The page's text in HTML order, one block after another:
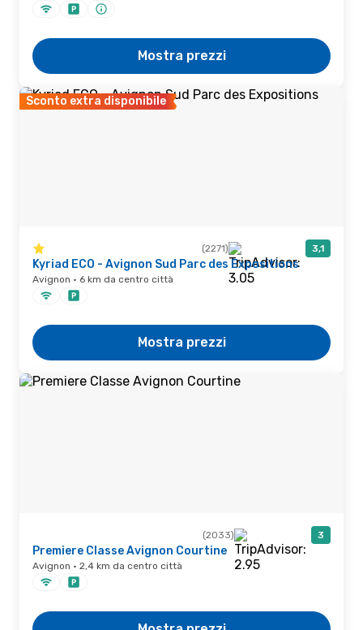
Mostra prezzi
Sconto extra disponibile
(2271) 3,1
Kyriad ECO - Avignon Sud Parc des Expositions
Avignon · 6 km da centro città
Mostra prezzi
(2033) 3
Premiere Classe Avignon Courtine
Avignon · 2,4 km da centro città